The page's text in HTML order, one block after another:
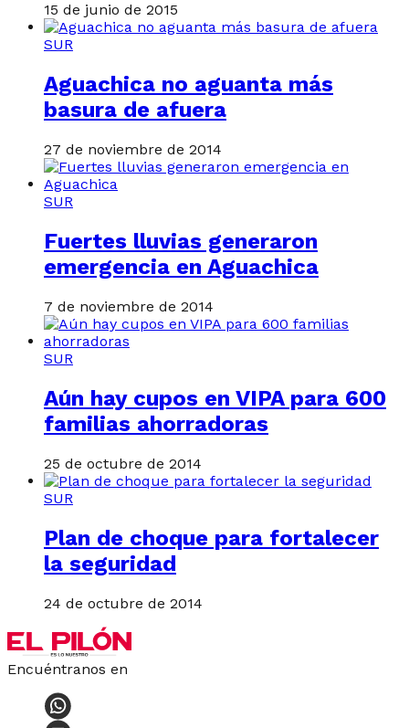
15 de junio de 2015
SUR
Aguachica no aguanta más
basura de afuera
27 de noviembre de 2014
SUR
Fuertes lluvias generaron
emergencia en Aguachica
7 de noviembre de 2014
SUR
Aún hay cupos en VIPA para 600
familias ahorradoras
25 de octubre de 2014
SUR
Plan de choque para fortalecer
la seguridad
24 de octubre de 2014
Encuéntranos en